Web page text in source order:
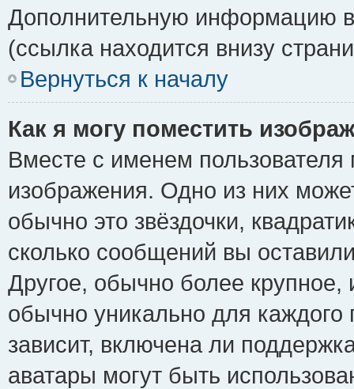
Дополнительную информацию
(ссылка находится внизу
Вернуться к началу
Как я могу поместить
Вместе с именем пользователя
изображения. Одно из них
обычно это звёздочки,
сколько сообщений вы
Другое, обычно более крупное,
обычно уникально для каждого
зависит, включена ли
аватары могут быть